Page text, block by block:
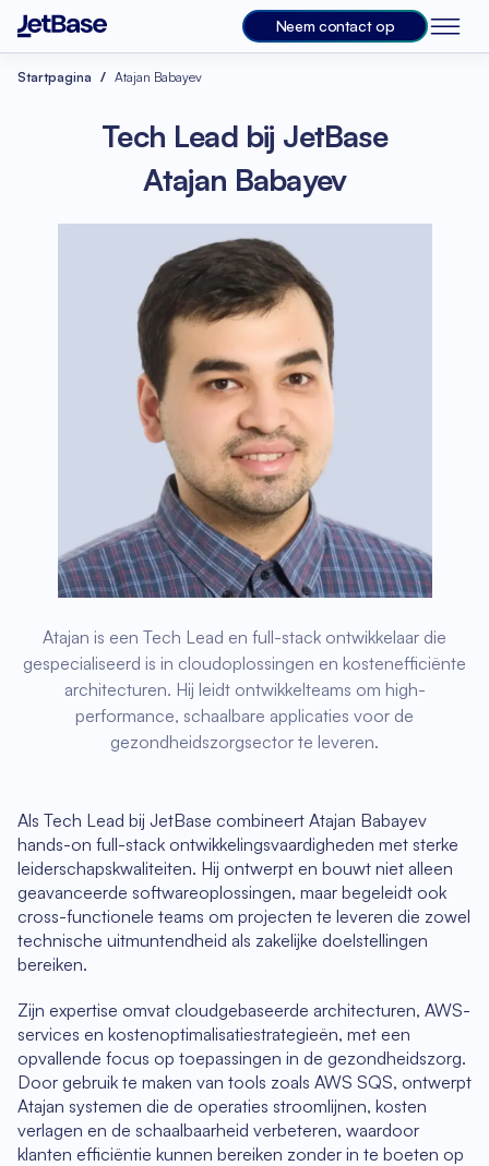
Neem contact op
Startpagina Atajan Babayev
Tech Lead bij JetBase
Atajan Babayev
Atajan is een Tech Lead en full-stack ontwikkelaar die
gespecialiseerd is in cloudoplossingen en kostenefficiënte
architecturen. Hij leidt ontwikkelteams om high-
performance, schaalbare applicaties voor de
gezondheidszorgsector te leveren.
Als Tech Lead bij JetBase combineert Atajan Babayev
hands-on full-stack ontwikkelingsvaardigheden met sterke
leiderschapskwaliteiten. Hij ontwerpt en bouwt niet alleen
geavanceerde softwareoplossingen, maar begeleidt ook
cross-functionele teams om projecten te leveren die zowel
technische uitmuntendheid als zakelijke doelstellingen
bereiken.
Zijn expertise omvat cloudgebaseerde architecturen, AWS-
services en kostenoptimalisatiestrategieën, met een
opvallende focus op toepassingen in de gezondheidszorg.
Door gebruik te maken van tools zoals AWS SQS, ontwerpt
Atajan systemen die de operaties stroomlijnen, kosten
verlagen en de schaalbaarheid verbeteren, waardoor
klanten efficiëntie kunnen bereiken zonder in te boeten op